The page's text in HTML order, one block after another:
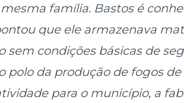
família. Bastos é
que ele armazenava
sem condições básicas de
polo da produção de fogos
para o município, a